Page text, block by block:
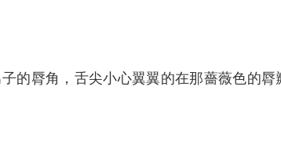
脣角，舌尖小心翼翼的在那薔薇色的脣